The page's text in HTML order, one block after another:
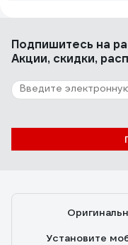
Мощный и надежный
исполнение, о
Подпишитесь на
Акции, скидки,
Установите